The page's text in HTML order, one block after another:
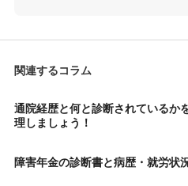
関連するコラム
通院経歴と何と診断されているか
理しましょう！
障害年金の診断書と病歴・就労状